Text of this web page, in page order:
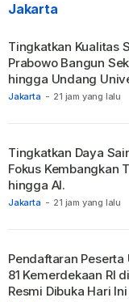
Jakarta
Jakarta - 21 jam yang lalu
Tingkatkan Kualitas
Prabowo Bangun
hingga Undang
Dunia.
Jakarta - 21 jam yang lalu
Tingkatkan Daya
Fokus Kembangkan
hingga AI.
Pendaftaran Peserta
81 Kemerdekaan RI
Resmi Dibuka Hari